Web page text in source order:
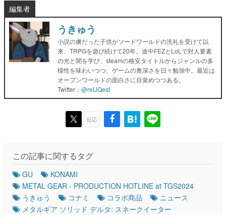
編集者
うきゅう
小説の虜だった子供がソードワールドの洗礼を受けて以
来、TRPGを遊び続けて20年。途中FEZとLoLで対人要素
の光と闇を学び、steamの格安タイトルからジャンルの多
様性を味わいつつ、ゲームの奥深さを日々勉強中。最近は
オープンワールドの面白さに目覚めつつある。
Twitter： @reUQest
反応
この記事に関するタグ
GU
KONAMI
METAL GEAR - PRODUCTION HOTLINE at TGS2024
うきゅう
コナミ コラボ商品
ニュース
メタルギア ソリッド デルタ: スネークイーター